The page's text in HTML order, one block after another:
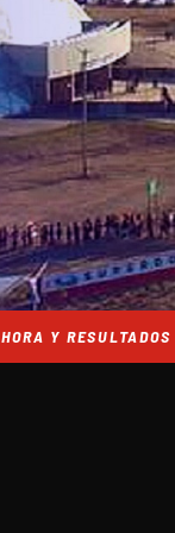
HORA Y RESULTADOS